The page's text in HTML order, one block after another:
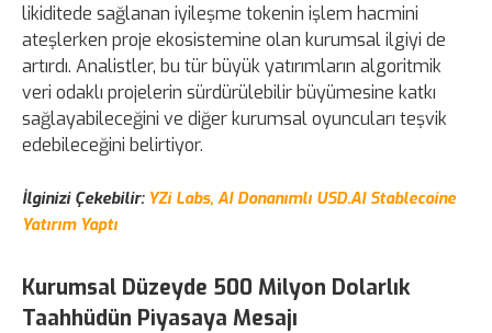
likiditede sağlanan iyileşme tokenin işlem hacmini
ateşlerken proje ekosistemine olan kurumsal ilgiyi de
artırdı. Analistler, bu tür büyük yatırımların algoritmik
veri odaklı projelerin sürdürülebilir büyümesine katkı
sağlayabileceğini ve diğer kurumsal oyuncuları teşvik
edebileceğini belirtiyor.
İlginizi Çekebilir: YZi Labs, AI Donanımlı USD.AI Stablecoine
Yatırım Yaptı
Kurumsal Düzeyde 500 Milyon Dolarlık
Taahhüdün Piyasaya Mesajı